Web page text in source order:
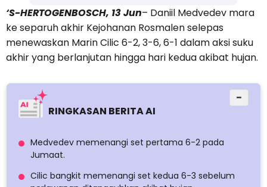
‘S-HERTOGENBOSCH, 13 Jun– Daniil Medvedev mara
ke separuh akhir Kejohanan Rosmalen selepas
menewaskan Marin Cilic 6-2, 3-6, 6-1 dalam aksi suku
akhir yang berlanjutan hingga hari kedua akibat hujan.
RINGKASAN BERITA AI
−
Medvedev memenangi set pertama 6-2 pada
Jumaat.
Cilic bangkit memenangi set kedua 6-3 sebelum